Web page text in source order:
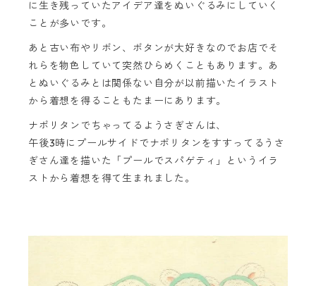
に生き残っていたアイデア達をぬいぐるみにしていく
ことが多いです。
あと古い布やリボン、ボタンが大好きなのでお店でそ
れらを物色していて突然ひらめくこともあります。あ
とぬいぐるみとは関係ない自分が以前描いたイラスト
から着想を得ることもたまーにあります。
ナポリタンでちゃってるようさぎさんは、
午後3時にプールサイドでナポリタンをすすってるうさ
ぎさん達を描いた「プールでスパゲティ」というイラ
ストから着想を得て生まれました。